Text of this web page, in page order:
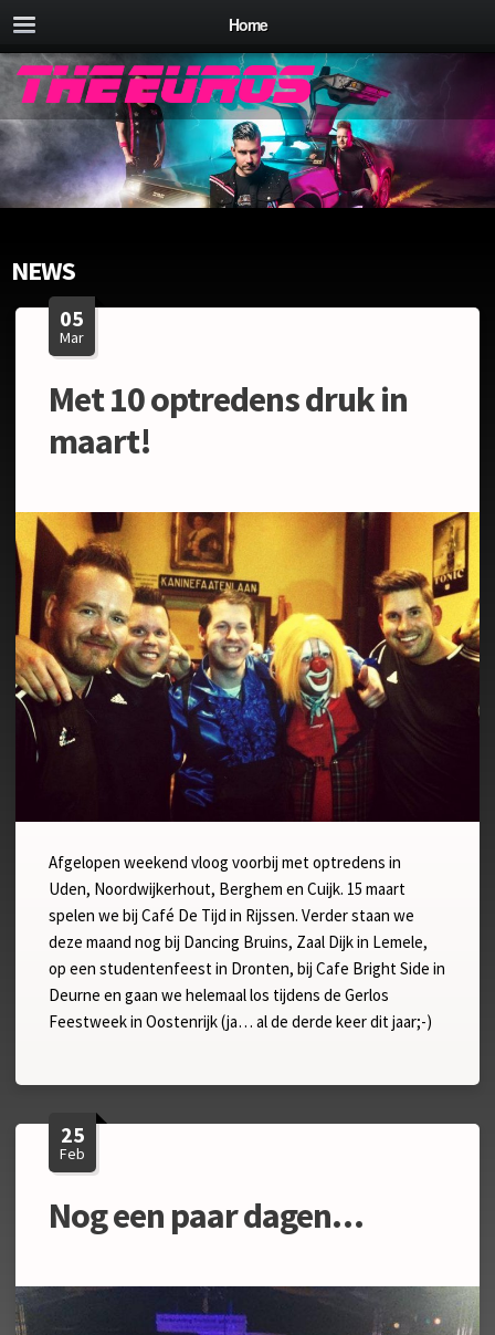
Home
NEWS
05
Mar
Met 10 optredens druk in
maart!
Afgelopen weekend vloog voorbij met optredens in
Uden, Noordwijkerhout, Berghem en Cuijk. 15 maart
spelen we bij Café De Tijd in Rijssen. Verder staan we
deze maand nog bij Dancing Bruins, Zaal Dijk in Lemele,
op een studentenfeest in Dronten, bij Cafe Bright Side in
Deurne en gaan we helemaal los tijdens de Gerlos
Feestweek in Oostenrijk (ja… al de derde keer dit jaar;-)
25
Feb
Nog een paar dagen…